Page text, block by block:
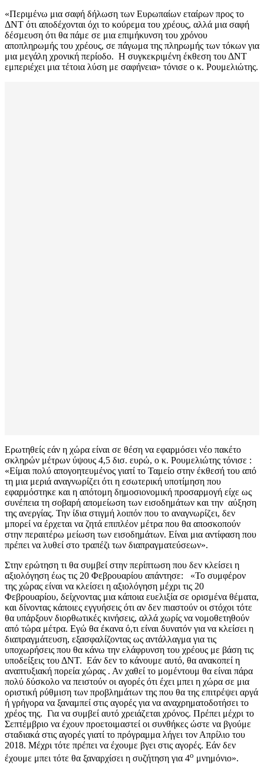
«Περιμένω μια σαφή δήλωση των Ευρωπαίων εταίρων προς το
ΔΝΤ ότι αποδέχονται όχι το κούρεμα του χρέους, αλλά μια σαφή
δέσμευση ότι θα πάμε σε μια επιμήκυνση του χρόνου
αποπληρωμής του χρέους, σε πάγωμα της πληρωμής των τόκων για
μια μεγάλη χρονική περίοδο. Η συγκεκριμένη έκθεση του ΔΝΤ
εμπεριέχει μια τέτοια λύση με σαφήνεια» τόνισε ο κ. Ρουμελιώτης.
Ερωτηθείς εάν η χώρα είναι σε θέση να εφαρμόσει νέο πακέτο
σκληρών μέτρων ύψους 4,5 δισ. ευρώ, ο κ. Ρουμελιώτης τόνισε :
«Είμαι πολύ απογοητευμένος γιατί το Ταμείο στην έκθεσή του από
τη μια μεριά αναγνωρίζει ότι η εσωτερική υποτίμηση που
εφαρμόστηκε και η απότομη δημοσιονομική προσαρμογή είχε ως
συνέπεια τη σοβαρή απομείωση των εισοδημάτων και την αύξηση
της ανεργίας. Την ίδια στιγμή λοιπόν που το αναγνωρίζει, δεν
μπορεί να έρχεται να ζητά επιπλέον μέτρα που θα αποσκοπούν
στην περαιτέρω μείωση των εισοδημάτων. Είναι μια αντίφαση που
πρέπει να λυθεί στο τραπέζι των διαπραγματεύσεων».
Στην ερώτηση τι θα συμβεί στην περίπτωση που δεν κλείσει η
αξιολόγηση έως τις 20 Φεβρουαρίου απάντησε: «Το συμφέρον
της χώρας είναι να κλείσει η αξιολόγηση μέχρι τις 20
Φεβρουαρίου, δείχνοντας μια κάποια ευελιξία σε ορισμένα θέματα,
και δίνοντας κάποιες εγγυήσεις ότι αν δεν πιαστούν οι στόχοι τότε
θα υπάρξουν διορθωτικές κινήσεις, αλλά χωρίς να νομοθετηθούν
από τώρα μέτρα. Εγώ θα έκανα ό,τι είναι δυνατόν για να κλείσει η
διαπραγμάτευση, εξασφαλίζοντας ως αντάλλαγμα για τις
υποχωρήσεις που θα κάνω την ελάφρυνση του χρέους με βάση τις
υποδείξεις του ΔΝΤ. Εάν δεν το κάνουμε αυτό, θα ανακοπεί η
αναπτυξιακή πορεία χώρας . Αν χαθεί το μομέντουμ θα είναι πάρα
πολύ δύσκολο να πειστούν οι αγορές ότι έχει μπει η χώρα σε μια
οριστική ρύθμιση των προβλημάτων της που θα της επιτρέψει αργά
ή γρήγορα να ξαναμπεί στις αγορές για να αναχρηματοδοτήσει το
χρέος της. Για να συμβεί αυτό χρειάζεται χρόνος. Πρέπει μέχρι το
Σεπτέμβριο να έχουν προετοιμαστεί οι συνθήκες ώστε να βγούμε
σταδιακά στις αγορές γιατί το πρόγραμμα λήγει τον Απρίλιο του
2018. Μέχρι τότε πρέπει να έχουμε βγει στις αγορές. Εάν δεν
έχουμε μπει τότε θα ξαναρχίσει η συζήτηση για 4ο μνημόνιο».